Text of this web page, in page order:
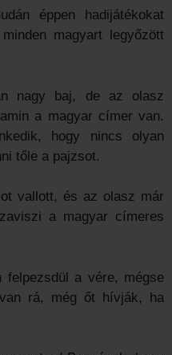
éppen hadijátékokat
magyart legyőzött
nagy baj, de az olasz
a magyar címer van.
hogy nincs olyan
tőle a pajzsot.
vallott, és az olasz már
a magyar címeres
felpezsdül a vére, mégse
rá, még őt hívják, ha